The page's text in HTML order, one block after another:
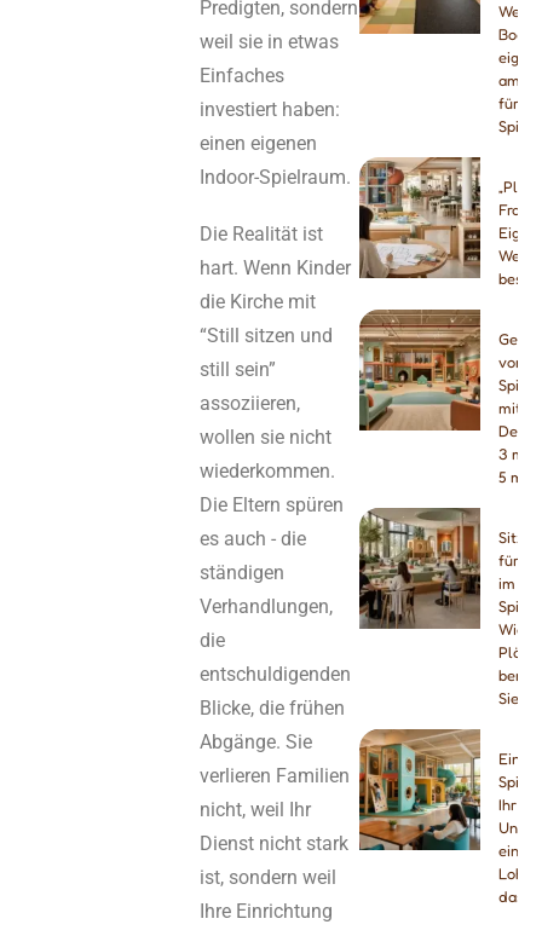
Predigten, sondern
weil sie in etwas
Einfaches
investiert haben:
einen eigenen
Indoor-Spielraum.
Die Realität ist
hart. Wenn Kinder
die Kirche mit
“Still sitzen und
still sein”
assoziieren,
wollen sie nicht
wiederkommen.
Die Eltern spüren
es auch - die
ständigen
Verhandlungen,
die
entschuldigenden
Blicke, die frühen
Abgänge. Sie
verlieren Familien
nicht, weil Ihr
Dienst nicht stark
ist, sondern weil
Ihre Einrichtung
am
für
„Play
von
mit
3 m,
5 m
für
im
Wie
Sie?
Einen
Ihr
Lohnt
das?